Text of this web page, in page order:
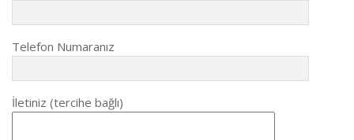
Telefon Numaranız
İletiniz (tercihe bağlı)